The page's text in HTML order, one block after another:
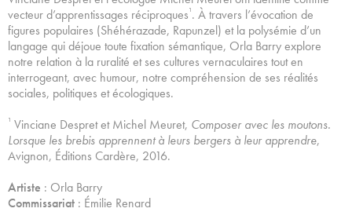
vecteur d’apprentissages réciproques¹. À travers l’évocation de
figures populaires (Shéhérazade, Rapunzel) et la polysémie d’un
langage qui déjoue toute fixation sémantique, Orla Barry explore
notre relation à la ruralité et ses cultures vernaculaires tout en
interrogeant, avec humour, notre compréhension de ses réalités
sociales, politiques et écologiques.
¹ Vinciane Despret et Michel Meuret, Composer avec les moutons.
Lorsque les brebis apprennent à leurs bergers à leur apprendre,
Avignon, Éditions Cardère, 2016.
Artiste : Orla Barry
Commissariat : Émilie Renard